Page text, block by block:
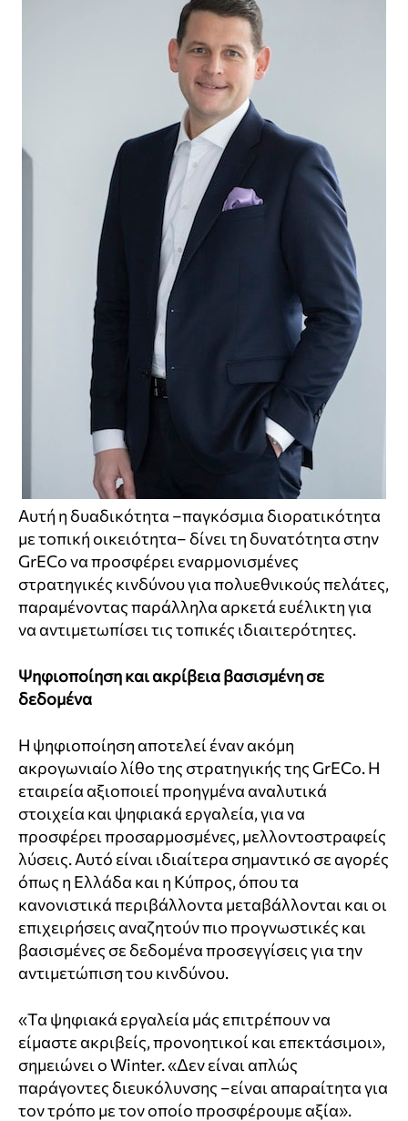
Αυτή η δυαδικότητα –παγκόσμια διορατικότητα
με τοπική οικειότητα– δίνει τη δυνατότητα στην
GrECo να προσφέρει εναρμονισμένες
στρατηγικές κινδύνου για πολυεθνικούς πελάτες,
παραμένοντας παράλληλα αρκετά ευέλικτη για
να αντιμετωπίσει τις τοπικές ιδιαιτερότητες.
Ψηφιοποίηση και ακρίβεια βασισμένη σε
δεδομένα
Η ψηφιοποίηση αποτελεί έναν ακόμη
ακρογωνιαίο λίθο της στρατηγικής της GrECo. Η
εταιρεία αξιοποιεί προηγμένα αναλυτικά
στοιχεία και ψηφιακά εργαλεία, για να
προσφέρει προσαρμοσμένες, μελλοντοστραφείς
λύσεις. Αυτό είναι ιδιαίτερα σημαντικό σε αγορές
όπως η Ελλάδα και η Κύπρος, όπου τα
κανονιστικά περιβάλλοντα μεταβάλλονται και οι
επιχειρήσεις αναζητούν πιο προγνωστικές και
βασισμένες σε δεδομένα προσεγγίσεις για την
αντιμετώπιση του κινδύνου.
«Τα ψηφιακά εργαλεία μάς επιτρέπουν να
είμαστε ακριβείς, προνοητικοί και επεκτάσιμοι»,
σημειώνει ο Winter. «Δεν είναι απλώς
παράγοντες διευκόλυνσης –είναι απαραίτητα για
τον τρόπο με τον οποίο προσφέρουμε αξία».